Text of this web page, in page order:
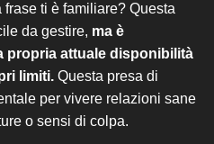
frase ti è familiare? Questa
da gestire, ma è
propria attuale disponibilità
limiti. Questa presa di
per vivere relazioni sane
o sensi di colpa.